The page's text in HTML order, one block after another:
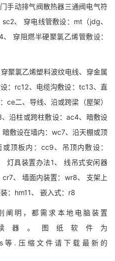
手动排气阀散热器三通阀电气符
、 穿电线管敷设：mt（jdg、
穿阻燃半硬聚氯乙烯管敷设：
氯乙烯塑料波纹电线、穿金属
：rc12、电缆沟敷设：tc13、直
ce二、导线、沿或跨梁（屋架）
沿柱或跨柱敷设：ac4、暗敷设
敷设在墙内：wc7、沿天棚或顶
顶板内：cc9、吊顶内敷设：
灯具装置办法1、 线吊式安闲器
、 墙面内装置：wr8、 支架上
：hm11、 嵌入式：r8
明，都需求本地电脑装置
读器。图纸软件为
等.压缩文件请下载最新的